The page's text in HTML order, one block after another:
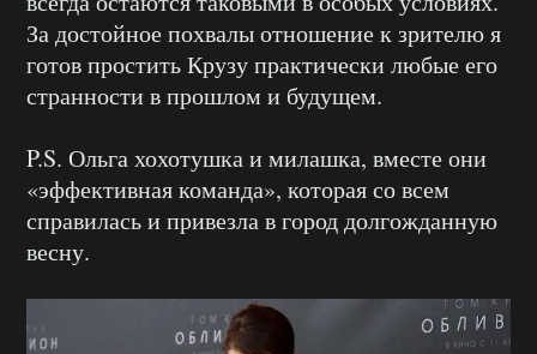
За достойное похвалы отношение к зрителю я
готов простить Крузу практически любые его
странности в прошлом и будущем.
P.S. Ольга хохотушка и милашка, вместе они
«эффективная команда», которая со всем
справилась и привезла в город долгожданную
весну.